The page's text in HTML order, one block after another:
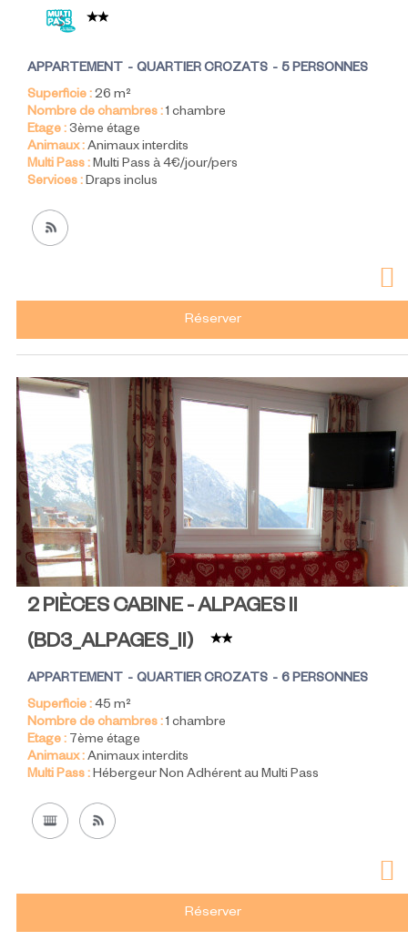
APPARTEMENT QUARTIER CROZATS
5 PERSONNES
Superficie :26 m²
Nombre de chambres :1 chambre
Etage :3ème étage
Animaux :Animaux interdits
Multi Pass :Multi Pass à 4€/jour/pers
Services :Draps inclus
Réserver
2 PIÈCES CABINE - ALPAGES II
(BD3_ALPAGES_II)
APPARTEMENT QUARTIER CROZATS
6 PERSONNES
Superficie :45 m²
Nombre de chambres :1 chambre
Etage : 7ème étage
Animaux :Animaux interdits
Multi Pass :Hébergeur Non Adhérent au Multi Pass
Réserver